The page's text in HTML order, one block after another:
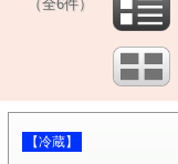
（全6件）
【冷蔵】